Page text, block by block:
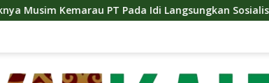
Pada Idi Langsungkan Sosialisasi Himbauan Karhutla